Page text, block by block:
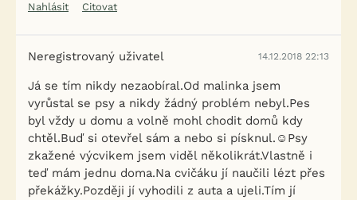
Nahlásit
Citovat
Neregistrovaný uživatel 14.12.2018 22:13
Já se tím nikdy nezaobíral.Od malinka jsem
vyrůstal se psy a nikdy žádný problém nebyl.Pes
byl vždy u domu a volně mohl chodit domů kdy
chtěl.Buď si otevřel sám a nebo si písknul.☺️Psy
zkažené výcvikem jsem viděl několikrát.Vlastně i
teď mám jednu doma.Na cvičáku jí naučili lézt přes
překážky.Později jí vyhodili z auta a ujeli.Tím jí